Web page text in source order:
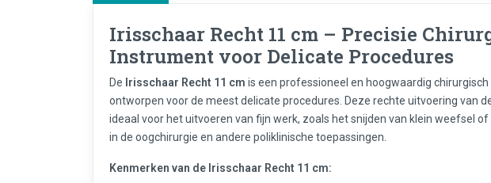
Irisschaar Recht 11 cm – Precisie
Instrument voor Delicate Procedures
De Irisschaar Recht 11 cm is een professioneel en hoogwaardig
ontworpen voor de meest delicate procedures. Deze rechte uitvoering van
ideaal voor het uitvoeren van fijn werk, zoals het snijden van klein weefsel
in de oogchirurgie en andere poliklinische toepassingen.
Kenmerken van de Irisschaar Recht 11 cm: